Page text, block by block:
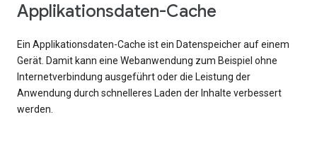
Applikationsdaten-Cache
Ein Applikationsdaten-Cache ist ein Datenspeicher auf einem
Gerät. Damit kann eine Webanwendung zum Beispiel ohne
Internetverbindung ausgeführt oder die Leistung der
Anwendung durch schnelleres Laden der Inhalte verbessert
werden.